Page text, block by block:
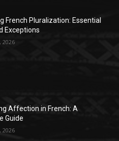
French Pluralization: Essential
Exceptions
2026
Affection in French: A
Guide
2026